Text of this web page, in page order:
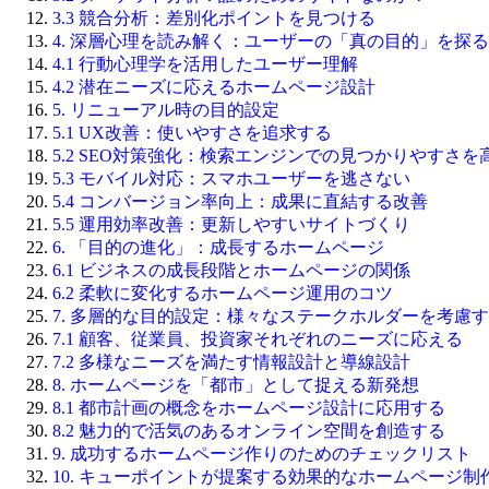
3.3 競合分析：差別化ポイントを見つける
4. 深層心理を読み解く：ユーザーの「真の目的」を探る
4.1 行動心理学を活用したユーザー理解
4.2 潜在ニーズに応えるホームページ設計
5. リニューアル時の目的設定
5.1 UX改善：使いやすさを追求する
5.2 SEO対策強化：検索エンジンでの見つかりやすさを
5.3 モバイル対応：スマホユーザーを逃さない
5.4 コンバージョン率向上：成果に直結する改善
5.5 運用効率改善：更新しやすいサイトづくり
6. 「目的の進化」：成長するホームページ
6.1 ビジネスの成長段階とホームページの関係
6.2 柔軟に変化するホームページ運用のコツ
7. 多層的な目的設定：様々なステークホルダーを考慮
7.1 顧客、従業員、投資家それぞれのニーズに応える
7.2 多様なニーズを満たす情報設計と導線設計
8. ホームページを「都市」として捉える新発想
8.1 都市計画の概念をホームページ設計に応用する
8.2 魅力的で活気のあるオンライン空間を創造する
9. 成功するホームページ作りのためのチェックリスト
10. キューポイントが提案する効果的なホームページ制